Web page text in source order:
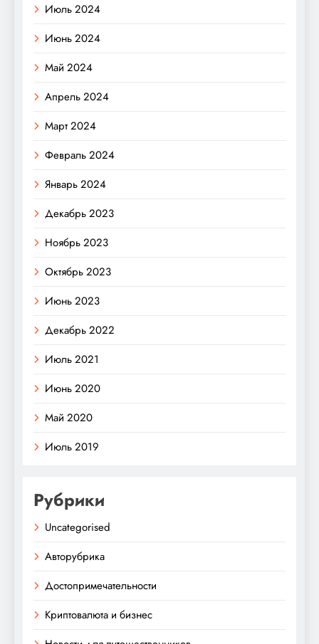
Июль 2024
Июнь 2024
Май 2024
Апрель 2024
Март 2024
Февраль 2024
Январь 2024
Декабрь 2023
Ноябрь 2023
Октябрь 2023
Июнь 2023
Декабрь 2022
Июль 2021
Июнь 2020
Май 2020
Июль 2019
Рубрики
Uncategorised
Авторубрика
Достопримечательности
Криптовалюта и бизнес